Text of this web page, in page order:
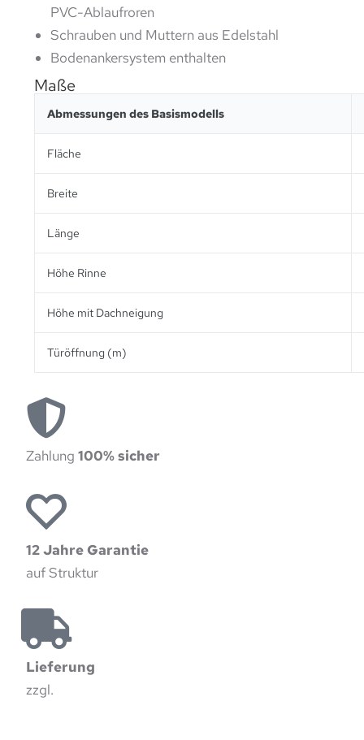
PVC-Ablaufroren
Schrauben und Muttern aus Edelstahl
Bodenankersystem enthalten
Maße
Abmessungen des Basismodells
Fläche
Breite
Länge
Höhe Rinne
Höhe mit Dachneigung
Türöffnung (m)
Zahlung100% sicher
12 Jahre Garantie
auf Struktur
Lieferung
zzgl.